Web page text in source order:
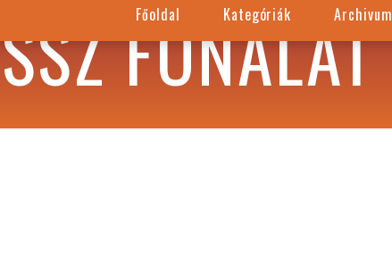
Főoldal Kategóriák Archivum
FONALAT